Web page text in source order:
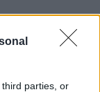
parties, or